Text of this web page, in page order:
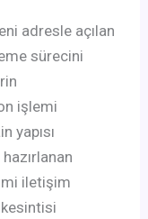
adresle açılan
sürecini
işlemi
yapısı
iletişim